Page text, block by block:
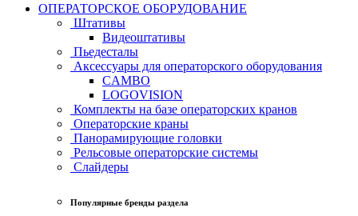
ОПЕРАТОРСКОЕ ОБОРУДОВАНИЕ
Штативы
Видеоштативы
Пьедесталы
Аксессуары для операторского оборудования
CAMBO
LOGOVISION
Комплекты на базе операторских кранов
Операторские краны
Панорамирующие головки
Рельсовые операторские системы
Слайдеры
Популярные бренды раздела